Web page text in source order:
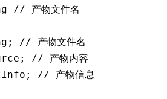
// 产物文件名
; // 产物文件名
; // 产物内容
; // 产物信息